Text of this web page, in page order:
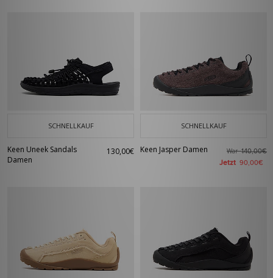
SCHNELLKAUF
Keen Uneek Sandals
Damen
130,00€
SCHNELLKAUF
Keen Jasper Damen War140,00€
Jetzt 90,00€